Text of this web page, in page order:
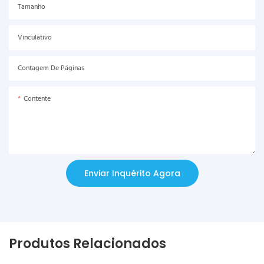
Tamanho
Vinculativo
Contagem De Páginas
Contente
Enviar Inquérito Agora
Produtos Relacionados